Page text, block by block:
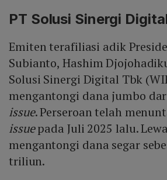
PT Solusi Sinergi
Emiten terafiliasi adik
Subianto, Hashim
Solusi Sinergi Digital Tbk
mengantongi dana jumbo
issue. Perseroan telah
issuepada Juli 2025 lalu.
mengantongi dana segar
triliun.